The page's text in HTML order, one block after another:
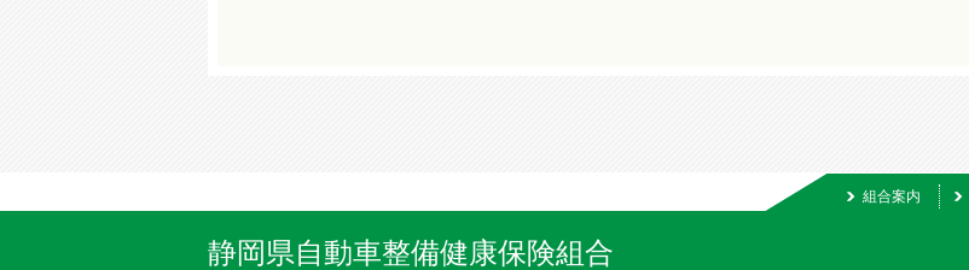
組合案内
静岡県自動車整備健康保険組合